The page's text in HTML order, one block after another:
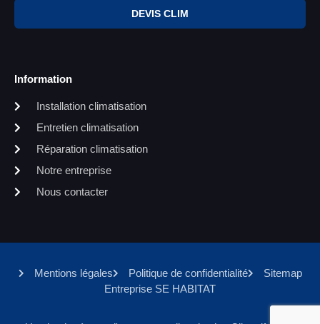
DEVIS CLIM
Information
Installation climatisation
Entretien climatisation
Réparation climatisation
Notre entreprise
Nous contacter
Mentions légales Politique de confidentialité
Sitemap
Entreprise SE HABITAT